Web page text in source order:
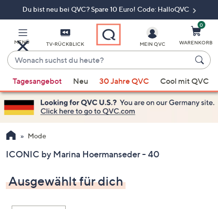
Du bist neu bei QVC? Spare 10 Euro! Code: HalloQVC
MENÜ TV-RÜCKBLICK
Wonach
suchst
du
heute?
Vorschläge
verfügbar
sind,
verwenden
Sie
Pfeiltasten
oben
und
nach
MEIN QVC
0
WARENKORB
Tagesangebot Neu 30 Jahre QVC Cool mit QVC
Mode
ICONIC by Marina Hoermanseder - 40
Ausgewählt für dich